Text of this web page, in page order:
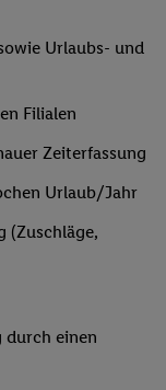
Urlaubs- und
Filialen
Zeiterfassung
Urlaub/Jahr
(Zuschläge,
einen